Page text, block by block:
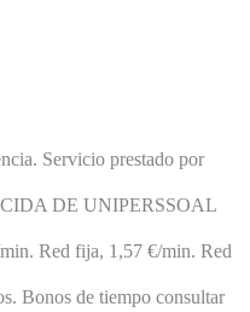
Servicio prestado por
DE UNIPERSSOAL
Red fija, 1,57 €/min. Red
Bonos de tiempo consultar